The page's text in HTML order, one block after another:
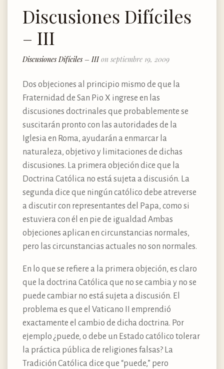
Discusiones Difíciles
– III
Discusiones Difíciles – IIIon septiembre 19, 2009
Dos objeciones al principio mismo de que la
Fraternidad de San Pio X ingrese en las
discusiones doctrinales que probablemente se
suscitarán pronto con las autoridades de la
Iglesia en Roma, ayudarán a enmarcar la
naturaleza, objetivo y limitaciones de dichas
discusiones. La primera objeción dice que la
Doctrina Católica no está sujeta a discusión. La
segunda dice que ningún católico debe atreverse
a discutir con representantes del Papa, como si
estuviera con él en pie de igualdad Ambas
objeciones aplican en circunstancias normales,
pero las circunstancias actuales no son normales.
En lo que se refiere a la primera objeción, es claro
que la doctrina Católica que no se cambia y no se
puede cambiar no está sujeta a discusión. El
problema es que el Vaticano II emprendió
exactamente el cambio de dicha doctrina. Por
ejemplo ¿puede, o debe un Estado católico tolerar
la práctica pública de religiones falsas? La
Tradición Católica dice que “puede,” pero